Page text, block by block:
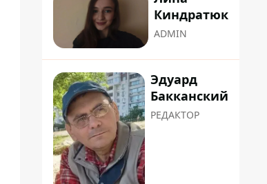
Киндратюк
ADMIN
Эдуард
Бакканский
РЕДАКТОР